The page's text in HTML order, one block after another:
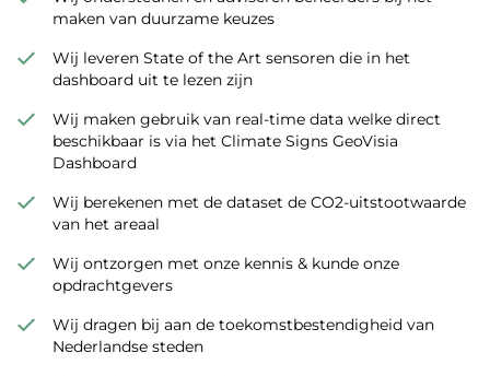
maken van duurzame keuzes
Wij leveren State of the Art sensoren die in het
dashboard uit te lezen zijn
Wij maken gebruik van real-time data welke direct
beschikbaar is via het Climate Signs GeoVisia
Dashboard
Wij berekenen met de dataset de CO2-uitstootwaarde
van het areaal
Wij ontzorgen met onze kennis & kunde onze
opdrachtgevers
Wij dragen bij aan de toekomstbestendigheid van
Nederlandse steden